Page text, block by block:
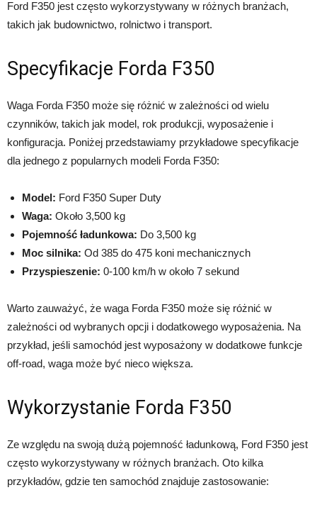
Ford F350 jest często wykorzystywany w różnych branżach,
takich jak budownictwo, rolnictwo i transport.
Specyfikacje Forda F350
Waga Forda F350 może się różnić w zależności od wielu
czynników, takich jak model, rok produkcji, wyposażenie i
konfiguracja. Poniżej przedstawiamy przykładowe specyfikacje
dla jednego z popularnych modeli Forda F350:
Model: Ford F350 Super Duty
Waga: Około 3,500 kg
Pojemność ładunkowa: Do 3,500 kg
Moc silnika: Od 385 do 475 koni mechanicznych
Przyspieszenie: 0-100 km/h w około 7 sekund
Warto zauważyć, że waga Forda F350 może się różnić w
zależności od wybranych opcji i dodatkowego wyposażenia. Na
przykład, jeśli samochód jest wyposażony w dodatkowe funkcje
off-road, waga może być nieco większa.
Wykorzystanie Forda F350
Ze względu na swoją dużą pojemność ładunkową, Ford F350 jest
często wykorzystywany w różnych branżach. Oto kilka
przykładów, gdzie ten samochód znajduje zastosowanie: